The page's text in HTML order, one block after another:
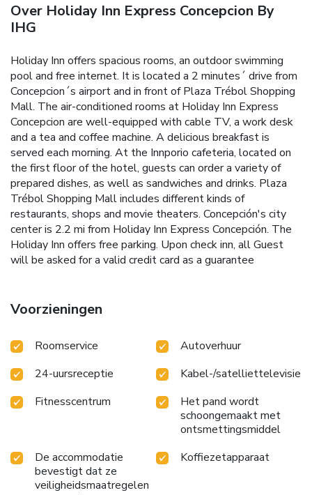
Over Holiday Inn Express Concepcion By
IHG
Holiday Inn offers spacious rooms, an outdoor swimming
pool and free internet. It is located a 2 minutes´ drive from
Concepcion´s airport and in front of Plaza Trébol Shopping
Mall. The air-conditioned rooms at Holiday Inn Express
Concepcion are well-equipped with cable TV, a work desk
and a tea and coffee machine. A delicious breakfast is
served each morning. At the Innporio cafeteria, located on
the first floor of the hotel, guests can order a variety of
prepared dishes, as well as sandwiches and drinks. Plaza
Trébol Shopping Mall includes different kinds of
restaurants, shops and movie theaters. Concepción's city
center is 2.2 mi from Holiday Inn Express Concepción. The
Holiday Inn offers free parking. Upon check inn, all Guest
will be asked for a valid credit card as a guarantee
Voorzieningen
Roomservice
Autoverhuur
24-uursreceptie
Kabel-/satelliettelevisie
Fitnesscentrum
Het pand wordt
schoongemaakt met
ontsmettingsmiddel
De accommodatie
bevestigt dat ze
veiligheidsmaatregelen
Koffiezetapparaat